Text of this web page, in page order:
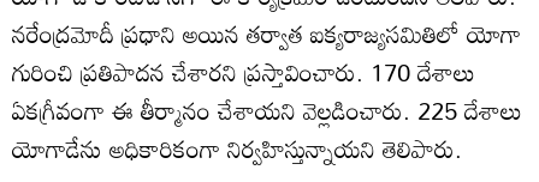
నరేంద్రమోదీ ప్రధాని అయిన తర్వాత ఐక్యరాజ్యసమితిలో యోగా
గురించి ప్రతిపాదన చేశారని ప్రస్తావించారు. 170 దేశాలు
ఏకగ్రీవంగా ఈ తీర్మానం చేశాయని వెల్లడించారు. 225 దేశాలు
యోగాడేను అధికారికంగా నిర్వహిస్తున్నాయని తెలిపారు.